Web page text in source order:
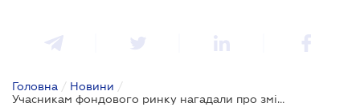
Головна / Новини /
Учасникам фондового ринку нагадали про зміни в системі пруденційного нагляду